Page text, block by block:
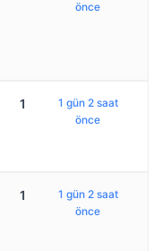
önce
1
1 gün 2 saat
önce
1
1 gün 2 saat
önce